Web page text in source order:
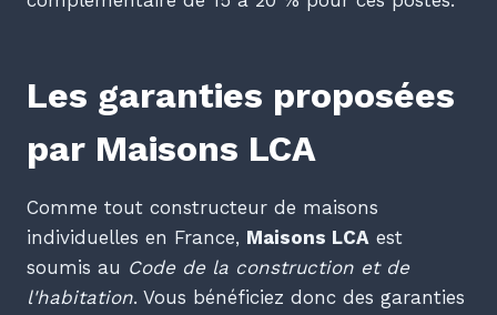
Les garanties proposées
par Maisons LCA
Comme tout constructeur de maisons
individuelles en France, Maisons LCA est
soumis au Code de la construction et de
l'habitation. Vous bénéficiez donc des garanties